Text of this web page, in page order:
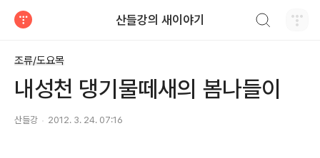
산들강의 새이야기
조류/도요목
내성천 댕기물떼새의 봄나들이
산들강 2012. 3. 24. 07:16